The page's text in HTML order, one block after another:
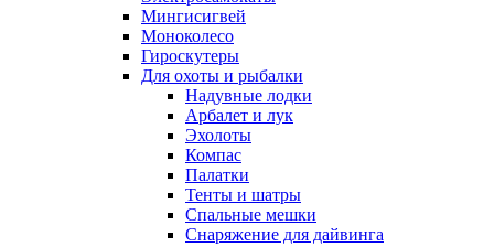
Мингисигвей
Моноколесо
Гироскутеры
Для охоты и рыбалки
Надувные лодки
Арбалет и лук
Эхолоты
Компас
Палатки
Тенты и шатры
Спальные мешки
Снаряжение для дайвинга